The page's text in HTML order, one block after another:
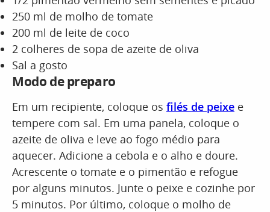
250 ml de molho de tomate
200 ml de leite de coco
2 colheres de sopa de azeite de oliva
Sal a gosto
Modo de preparo
Em um recipiente, coloque os filés de peixe e
tempere com sal. Em uma panela, coloque o
azeite de oliva e leve ao fogo médio para
aquecer. Adicione a cebola e o alho e doure.
Acrescente o tomate e o pimentão e refogue
por alguns minutos. Junte o peixe e cozinhe por
5 minutos. Por último, coloque o molho de